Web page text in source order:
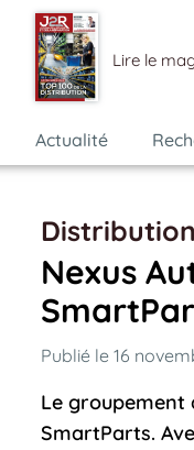
Lire le
Actualité
Distribution
Nexus
Publié le 16
Le groupement
SmartParts.